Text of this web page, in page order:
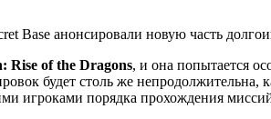
Base анонсировали новую часть
Rise of the Dragons, и она попытается
будет столь же
игроками порядка прохождения